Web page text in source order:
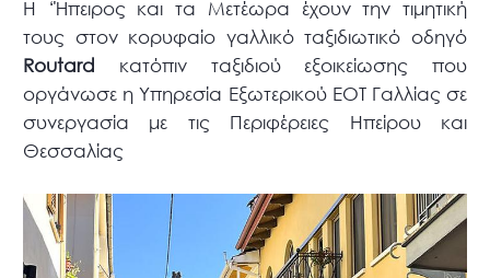
Η ‘Ήπειρος και τα Μετέωρα έχουν την τιμητική
τους στον κορυφαίο γαλλικό ταξιδιωτικό οδηγό
Routard κατόπιν ταξιδιού εξοικείωσης που
οργάνωσε η Υπηρεσία Εξωτερικού ΕΟΤ Γαλλίας σε
συνεργασία με τις Περιφέρειες Ηπείρου και
Θεσσαλίας